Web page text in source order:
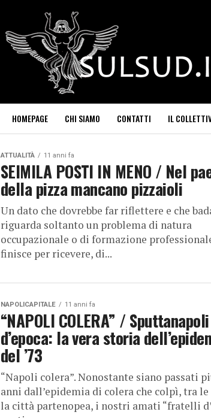
HOMEPAGE CHI SIAMO CONTATTI IL
ATTUALITÀ 11 anni fa
SEIMILA POSTI IN MENO / Nel
della pizza mancano pizzaioli
Un dato che dovrebbe far riflettere e che
riguarda soltanto un problema di natura
occupazionale o di formazione
finisce per ricevere, di...
NAPOLICAPITALE 11 anni fa
“NAPOLI COLERA” / Sputtanapoli
d’epoca: la vera storia
del ’73
“Napoli colera”. Nonostante siano passati
anni dall’epidemia di colera che colpì, tra
la città partenopea, i nostri amati “fratelli